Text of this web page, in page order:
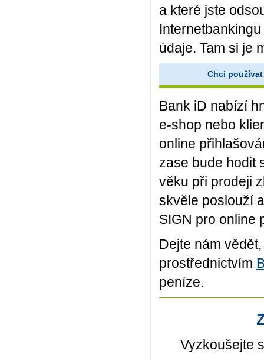
a které jste
údaje. Tam si je
Chci
Bank iD nabízí
e‑shop nebo
online
zase bude hodit
věku při prodeji
skvěle poslouží
SIGN pro online
Dejte nám
prostřednictvím
peníze.
Vyzkoušejte